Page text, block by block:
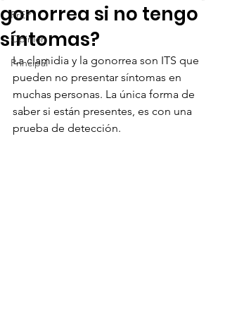
PrEP
Opinión
Principal
gonorrea si no tengo
síntomas?
La clamidia y la gonorrea son ITS que
pueden no presentar síntomas en
muchas personas. La única forma de
saber si están presentes, es con una
prueba de detección.